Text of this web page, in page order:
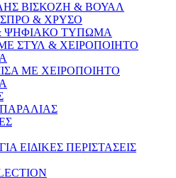
ΒΙΣΚΟΖΗ & ΒΟΥΑΛ
& ΧΡΥΣΟ
ΨΗΦΙΑΚΟ ΤΥΠΩΜΑ
ΣΤΥΛ & ΧΕΙΡΟΠΟΙΗΤΟ
ΜΕ ΧΕΙΡΟΠΟΙΗΤΟ
ΕΙΔΙΚΕΣ ΠΕΡΙΣΤΑΣΕΙΣ